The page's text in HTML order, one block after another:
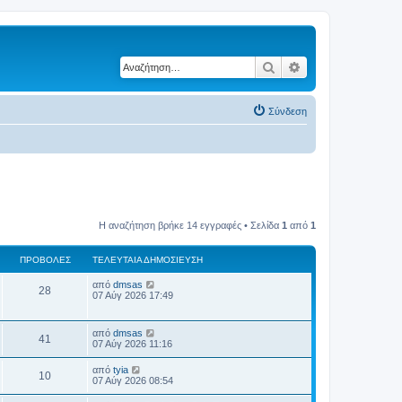
Αναζήτηση
Σύνδεση
Η αναζήτηση βρήκε 14 εγγραφές • Σελίδα 1 από 1
ΠΡΟΒΟΛΈΣ ΤΕΛΕΥΤΑΊΑ ΔΗΜΟΣΊΕΥΣΗ
28
β
Τ
ε
τ
α
ί
α
δ
από dmsas
07 Αύγ 2026 17:49
41
ρ
Τ
ε
υ
τ
α
από dmsas
07 Αύγ 2026 11:16
10Π
ρ
Τ
ε
από tyia
07 Αύγ 2026 08:54